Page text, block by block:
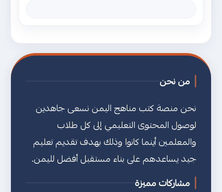
من نحن
نحن منصة كتب مناهج اليمن نسعى جاهدين
لوصول المحتوى التعليمي إلى كل طلاب
والمعلمين أينما كانوا وذلك بهدف تقديم تعليم
جيد يساعدهم على بناء مستقبل أفضل لليمن.
مشاركات مميزة